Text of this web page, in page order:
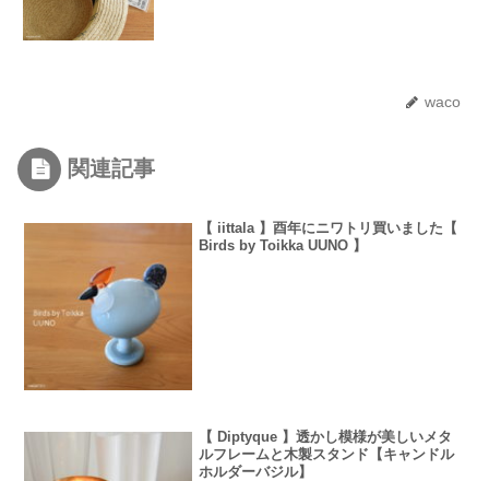
waco
関連記事
【 iittala 】酉年にニワトリ買いました【
Birds by Toikka UUNO 】
【 Diptyque 】透かし模様が美しいメタ
ルフレームと木製スタンド【キャンドル
ホルダーバジル】